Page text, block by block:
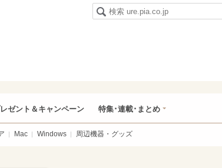
ゼント＆キャンペーン 特集･連載･まとめ
Mac Windows 周辺機器・グッズ